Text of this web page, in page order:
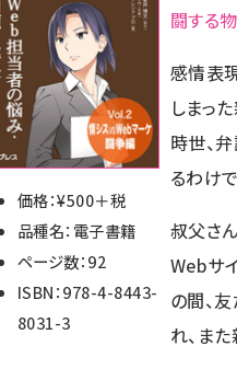
価格：¥500＋税
品種名：電子書籍
ページ数：92
ISBN：978-4-8443-
8031-3
闘する
感情表
しまっ
時世、
るわけ
叔父さ
Webサ
の間、
れ、ま